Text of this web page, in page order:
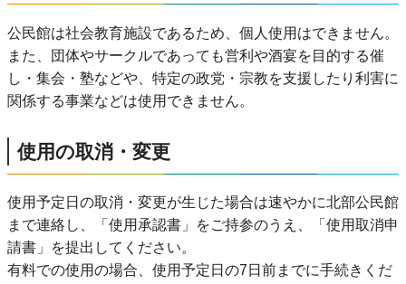
公民館は社会教育施設であるため、個人使用はできません。
また、団体やサークルであっても営利や酒宴を目的する催
し・集会・塾などや、特定の政党・宗教を支援したり利害に
関係する事業などは使用できません。
使用の取消・変更
使用予定日の取消・変更が生じた場合は速やかに北部公民館
まで連絡し、「使用承認書」をご持参のうえ、「使用取消申
請書」を提出してください。
有料での使用の場合、使用予定日の7日前までに手続きくだ